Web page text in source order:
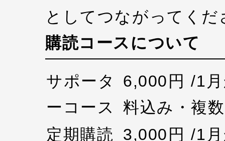
としてつながってくだ
購読コースについて
サポータ
ーコース
6,000円 /1
料込み・複
定期購読 3,000円 /1